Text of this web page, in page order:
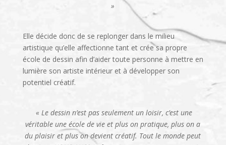
»
Elle décide donc de se replonger dans le milieu
artistique qu’elle affectionne tant et crée sa propre
école de dessin afin d’aider toute personne à mettre en
lumière son artiste intérieur et à développer son
potentiel créatif.
« Le dessin n’est pas seulement un loisir, c’est une
véritable une école de vie et plus on pratique, plus on a
du plaisir et plus on devient créatif. Tout le monde peut